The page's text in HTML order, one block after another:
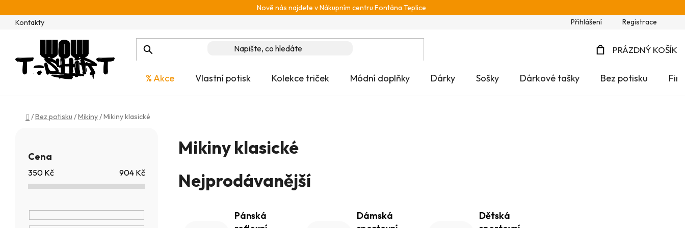
na
obsah
Nově nás najdete v Nákupním centru Fontána Teplice
Kontakty
Přihlášení Registrace
PRÁZDNÝ KOŠÍK
% Akce Vlastní potisk Kolekce triček Módní doplňky Dárky Sošky Dárkové tašky Bez potisku
Domů
/Bez potisku /Mikiny/Mikiny klasické
Cena
350 Kč 904 Kč
Mikiny klasické
Nejprodávanější
Pánská
Dámská
Dětská